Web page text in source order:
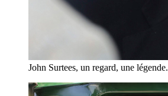
John Surtees, un regard, une légende.